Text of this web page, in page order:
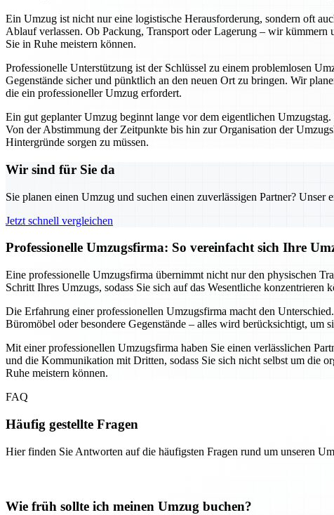
Ein Umzug ist nicht nur eine logistische Herausforderung, sondern oft
Ablauf verlassen. Ob Packung, Transport oder Lagerung – wir
Sie in Ruhe meistern können.
Professionelle Unterstützung ist der Schlüssel zu einem problemlosen
Gegenstände sicher und pünktlich an den neuen Ort zu bringen. Wir
die ein professioneller Umzug erfordert.
Ein gut geplanter Umzug beginnt lange vor dem eigentlichen
Von der Abstimmung der Zeitpunkte bis hin zur Organisation der
Hintergründe sorgen zu müssen.
Wir sind für Sie da
Sie planen einen Umzug und suchen einen zuverlässigen Partner?
Jetzt schnell vergleichen
Professionelle Umzugsfirma: So vereinfacht sich Ihre
Eine professionelle Umzugsfirma übernimmt nicht nur den physischen
Schritt Ihres Umzugs, sodass Sie sich auf das Wesentliche
Die Erfahrung einer professionellen Umzugsfirma macht den
Büromöbel oder besondere Gegenstände – alles wird berücksichtigt, um
Mit einer professionellen Umzugsfirma haben Sie einen verlässlichen
und die Kommunikation mit Dritten, sodass Sie sich nicht selbst um die
Ruhe meistern können.
FAQ
Häufig gestellte Fragen
Hier finden Sie Antworten auf die häufigsten Fragen rund um unseren
Wie früh sollte ich meinen Umzug buchen?